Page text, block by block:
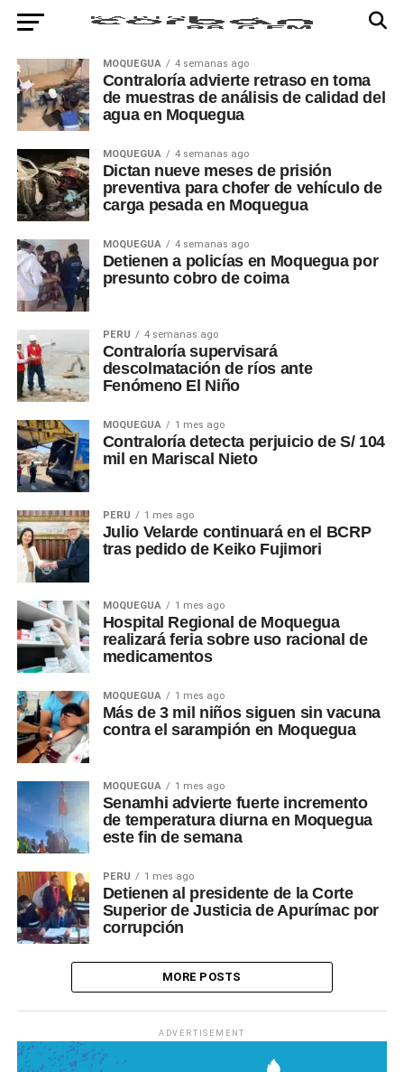
MOQUEGUA 4 semanas ago
Contraloría advierte retraso en toma
de muestras de análisis de calidad del
agua en Moquegua
MOQUEGUA 4 semanas ago
Dictan nueve meses de prisión
preventiva para chofer de vehículo de
carga pesada en Moquegua
MOQUEGUA 4 semanas ago
Detienen a policías en Moquegua por
presunto cobro de coima
PERÚ 4 semanas ago
Contraloría supervisará
descolmatación de ríos ante
Fenómeno El Niño
MOQUEGUA 1 mes ago
Contraloría detecta perjuicio de S/ 104
mil en Mariscal Nieto
PERÚ 1 mes ago
Julio Velarde continuará en el BCRP
tras pedido de Keiko Fujimori
MOQUEGUA 1 mes ago
Hospital Regional de Moquegua
realizará feria sobre uso racional de
medicamentos
MOQUEGUA 1 mes ago
Más de 3 mil niños siguen sin vacuna
contra el sarampión en Moquegua
MOQUEGUA 1 mes ago
Senamhi advierte fuerte incremento
de temperatura diurna en Moquegua
este fin de semana
PERÚ 1 mes ago
Detienen al presidente de la Corte
Superior de Justicia de Apurímac por
corrupción
MORE POSTS
ADVERTISEMENT